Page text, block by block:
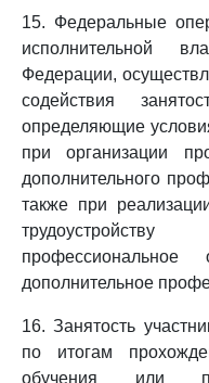
15. Федеральные
исполнительной
Федерации,
содействия
определяющие
при организации
дополнительного
также при
дополнительное
16. Занятость
по итогам
обучения или